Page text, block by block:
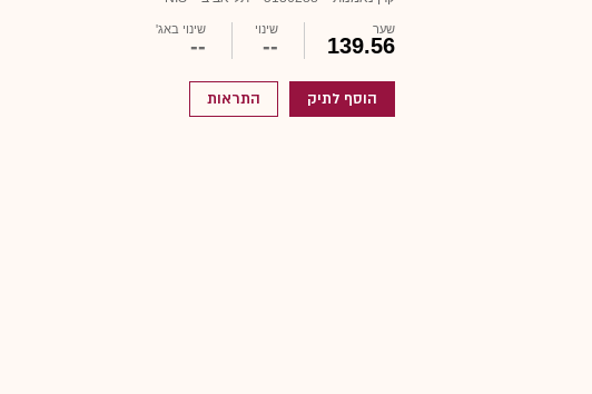
שער
139.56
שינוי
--
שינוי באג'
--
הוסף לתיק התראות